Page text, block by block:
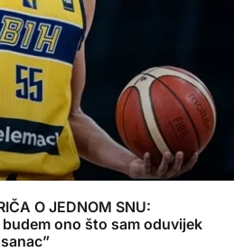
O JEDNOM SNU:
ono što sam oduvijek